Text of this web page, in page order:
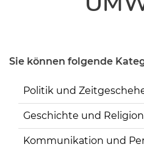
Sie können folgende
Politik und
Geschichte und Religion
Kommunikation und